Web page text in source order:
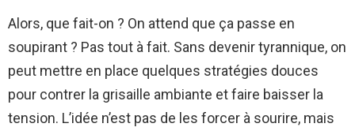
Alors, que fait-on ? On attend que ça passe en
soupirant ? Pas tout à fait. Sans devenir tyrannique, on
peut mettre en place quelques stratégies douces
pour contrer la grisaille ambiante et faire baisser la
tension. L’idée n’est pas de les forcer à sourire, mais